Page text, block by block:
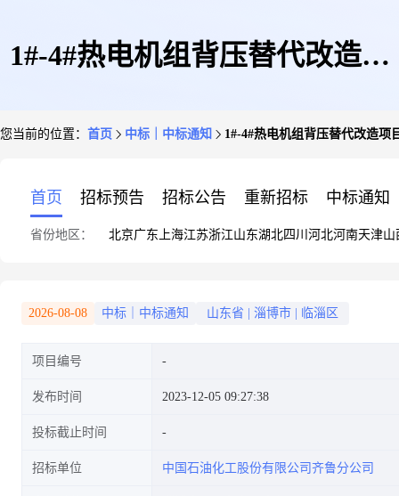
1#-4#热电机组背压替代改造项
您当前的位置： 首页 中标｜中标通知 1#-4#热电机组背压替代改造
首页 招标预告 招标公告 重新招标 中标通知
省份地区： 北京广东 上海江苏浙江山东湖北四川 河北河南天津山
2026-08-08 中标｜中标通知 山东省 淄博市 临淄区
项目编号
发布时间 2023-12-05 09:27:38
投标截止时间
招标单位 中国石油化工股份有限公司齐鲁分公司